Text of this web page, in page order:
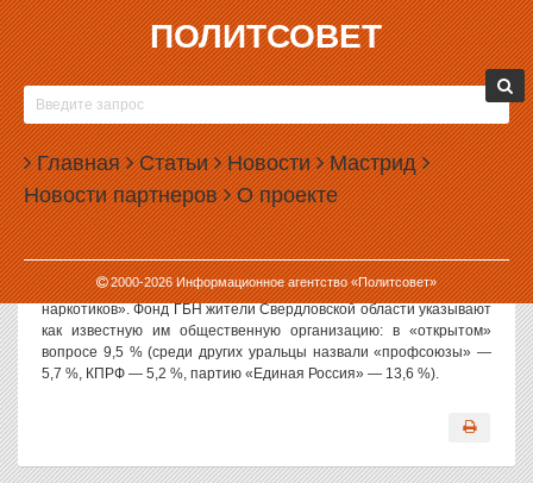
ПОЛИТСОВЕТ
Главная Статьи Новости Мастрид
Новости партнеров О проекте
2000-2026Информационное агентство «Политсовет»
05.09.2006, 15:49
«ГОРОД БЕЗ НАРКОТИКОВ» —
ЕДИНСТВЕННАЯ ОБЩЕСТВЕННАЯ
ОРГАНИЗАЦИЯ, КОТОРАЯ КОНКУРИРУЕТ С
ПОЛИТИЧЕСКИМИ ПАРТИЯМИ
Политсовет, 05.09.2006. Согласно данным августовского
социологического исследования (фонд «Социум», выборка 1712
чел.), 70,9 % населения одобряют деятельность общественных
неполитических организаций, таких как фонд «Город без
наркотиков». Фонд ГБН жители Свердловской области указывают
как известную им общественную организацию: в «открытом»
вопросе 9,5 % (среди других уральцы назвали «профсоюзы» —
5,7 %, КПРФ — 5,2 %, партию «Единая Россия» — 13,6 %).